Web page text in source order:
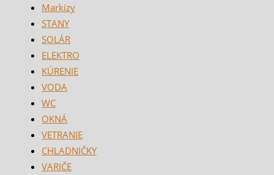
Markízy
STANY
SOLÁR
ELEKTRO
KÚRENIE
VODA
WC
OKNÁ
VETRANIE
CHLADNIČKY
VARIČE